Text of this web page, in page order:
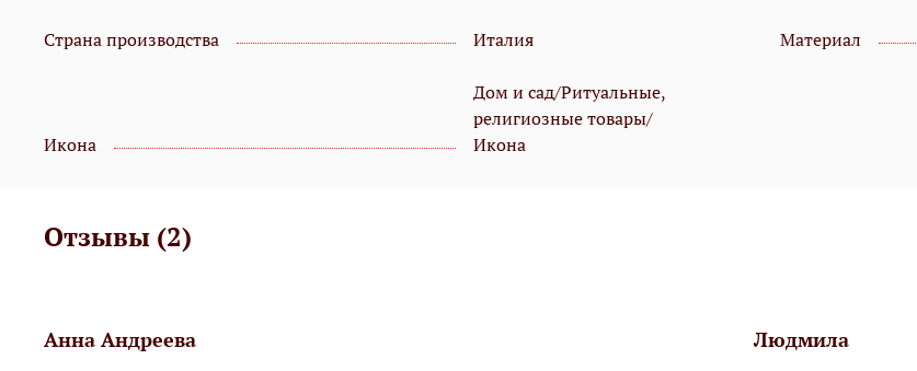
Страна производства Италия Материал
Икона
Дом и сад/Ритуальные,
религиозные товары/
Икона
Отзывы (2)
Анна Андреева Людмила